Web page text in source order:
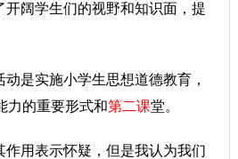
开阔学生们的视野和知识面，提
是实施小学生思想道德教育，
力的重要形式和第二课堂。
作用表示怀疑，但是我认为我们